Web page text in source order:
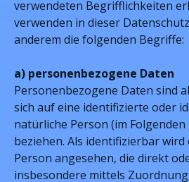
verwendeten Begrifflichkeiten
verwenden in dieser
anderem die folgenden Begriffe:
a) personenbezogene Daten
Personenbezogene Daten sind
sich auf eine identifizierte oder
natürliche Person (im
beziehen. Als identifizierbar
Person angesehen, die direkt
insbesondere mittels